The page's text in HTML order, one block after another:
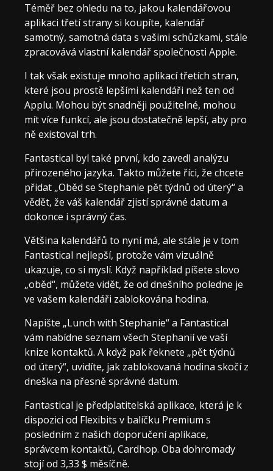
Téměř bez ohledu na to, jakou kalendářovou
aplikaci třetí strany si koupíte, kalendář
samotný, samotná data s vašimi schůzkami, stále
zpracovává vlastní kalendář společnosti Apple.
I tak však existuje mnoho aplikací třetích stran,
které jsou prostě lepšími kalendáři než ten od
Applu. Mohou být snadněji použitelné, mohou
mít více funkcí, ale jsou dostatečně lepší, aby pro
ně existoval trh.
Fantastical byl také první, kdo zavedl analýzu
přirozeného jazyka. Takto můžete říci, že chcete
přidat „Oběd se Stephanie pět týdnů od úterý“ a
vědět, že váš kalendář zjistí správné datum a
dokonce i správný čas.
Většina kalendářů to nyní má, ale stále je v tom
Fantastical nejlepší, protože vám vizuálně
ukazuje, co si myslí. Když například píšete slovo
„oběd“, můžete vidět, že od dnešního poledne je
ve vašem kalendáři zablokována hodina.
Napište „Lunch with Stephanie“ a Fantastical
vám nabídne seznam všech Stephanií ve vaší
knize kontaktů. A když pak řeknete „pět týdnů
od úterý“, uvidíte, jak zablokovaná hodina skočí z
dneška na přesně správné datum.
Fantastical je předplatitelská aplikace, která je k
dispozici od Flexibits v balíčku Premium s
posledním z našich doporučení aplikace,
správcem kontaktů, Cardhop. Oba dohromady
stojí od 3,33 $ měsíčně.